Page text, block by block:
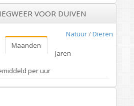
VOOR DUIVEN
Natuur/Dieren
Maanden
Jaren
per uur